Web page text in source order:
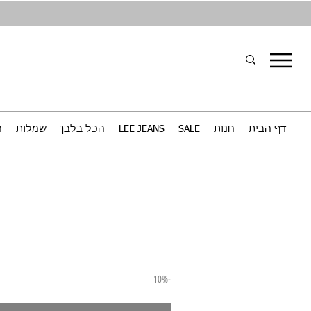
דף הבית חנות SALE
LEE JEANS הכל בלבן שמלות
-10%